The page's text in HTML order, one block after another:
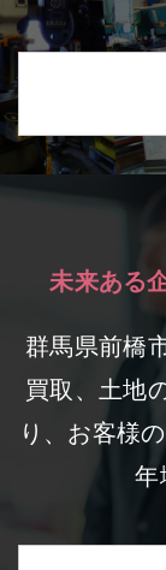
未来ある
群馬県前橋
買取、土地
り、お客様
年